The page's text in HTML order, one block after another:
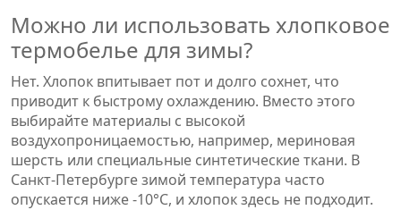
Можно ли использовать хлопковое
термобелье для зимы?
Нет. Хлопок впитывает пот и долго сохнет, что
приводит к быстрому охлаждению. Вместо этого
выбирайте материалы с высокой
воздухопроницаемостью, например, мериновая
шерсть или специальные синтетические ткани. В
Санкт-Петербурге зимой температура часто
опускается ниже -10°C, и хлопок здесь не подходит.